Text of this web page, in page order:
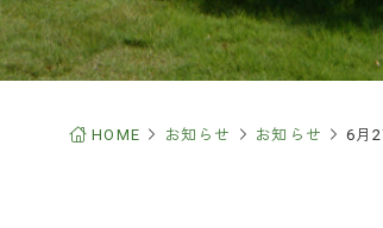
HOME お知らせ お知らせ 6月